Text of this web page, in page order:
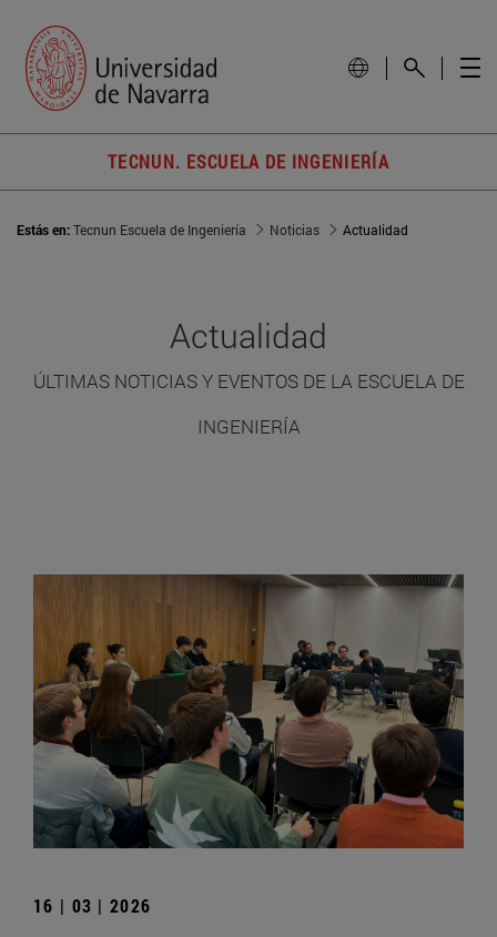
TECNUN. ESCUELA DE INGENIERÍA
Estás en:Tecnun Escuela de Ingeniería Noticias Actualidad
Actualidad
ÚLTIMAS NOTICIAS Y EVENTOS DE LA ESCUELA DE
INGENIERÍA
16 | 03 | 2026